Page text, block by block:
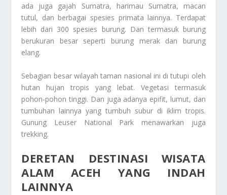
ada juga gajah Sumatra, harimau Sumatra, macan
tutul, dan berbagai spesies primata lainnya. Terdapat
lebih dari 300 spesies burung. Dan termasuk burung
berukuran besar seperti burung merak dan burung
elang.
Sebagian besar wilayah taman nasional ini di tutupi oleh
hutan hujan tropis yang lebat. Vegetasi termasuk
pohon-pohon tinggi. Dan juga adanya epifit, lumut, dan
tumbuhan lainnya yang tumbuh subur di iklim tropis.
Gunung Leuser National Park menawarkan juga
trekking.
DERETAN DESTINASI WISATA
ALAM ACEH YANG INDAH
LAINNYA